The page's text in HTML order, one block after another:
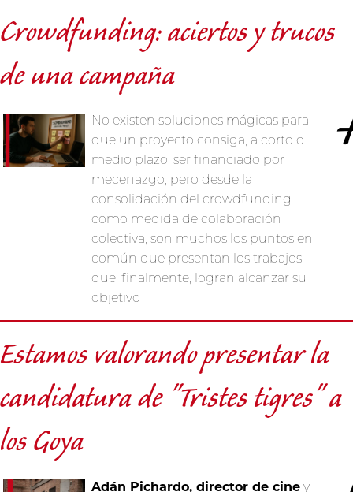
Crowdfunding: aciertos y trucos
de una campaña
No existen soluciones mágicas para
que un proyecto consiga, a corto o
medio plazo, ser financiado por
mecenazgo, pero desde la
consolidación del crowdfunding
como medida de colaboración
colectiva, son muchos los puntos en
común que presentan los trabajos
que, finalmente, logran alcanzar su
objetivo
Estamos valorando presentar la
candidatura de "Tristes tigres" a
los Goya
Adán Pichardo, director de cine y